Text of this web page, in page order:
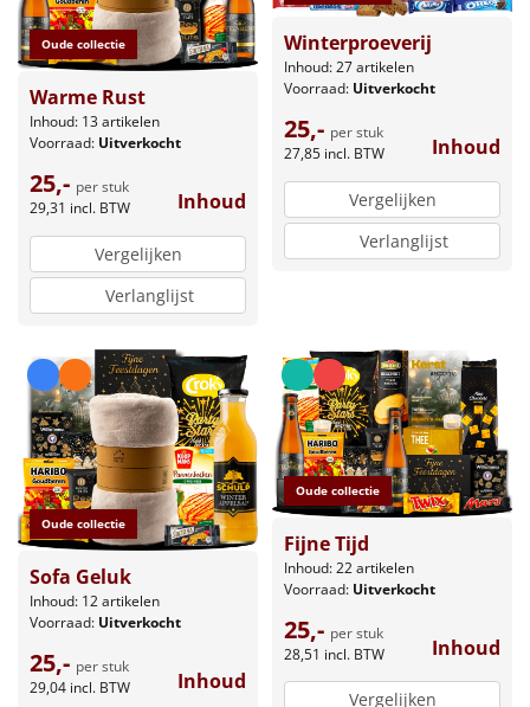
Oude collectie
Warme Rust
Inhoud: 13 artikelen
Voorraad: Uitverkocht
25,- per stuk
29,31 incl. BTW Inhoud
Vergelijken
Verlanglijst
Winterproeverij
Inhoud: 27 artikelen
Voorraad: Uitverkocht
25,- per stuk
27,85 incl. BTW Inhoud
Vergelijken
Verlanglijst
Oude collectie
Sofa Geluk
Inhoud: 12 artikelen
Voorraad: Uitverkocht
25,- per stuk
29,04 incl. BTW Inhoud
Oude collectie
Fijne Tijd
Inhoud: 22 artikelen
Voorraad: Uitverkocht
25,- per stuk
28,51 incl. BTW Inhoud
Vergelijken